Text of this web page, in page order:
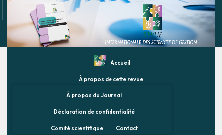
Accueil
À propos de cette revue
À propos du Journal
Déclaration de confidentialité
Comité scientifique Contact